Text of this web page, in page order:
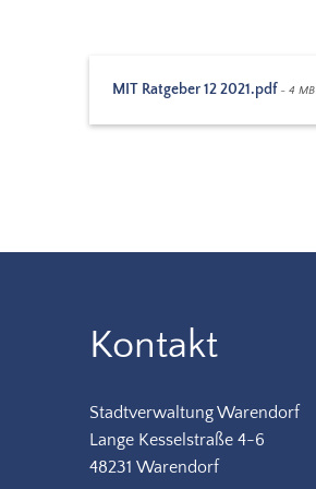
MIT Ratgeber 12 2021.pdf ~ 4 MB
Kontakt
Stadtverwaltung Warendorf
Lange Kesselstraße 4-6
48231 Warendorf